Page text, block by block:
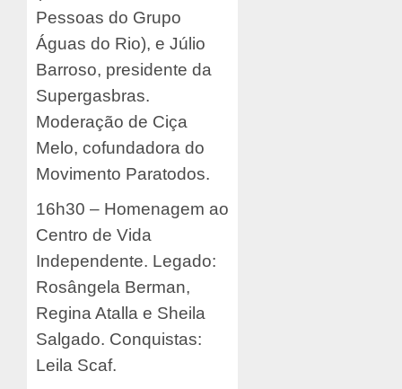
Pessoas do Grupo
Águas do Rio), e Júlio
Barroso, presidente da
Supergasbras.
Moderação de Ciça
Melo, cofundadora do
Movimento Paratodos.
16h30 – Homenagem ao
Centro de Vida
Independente. Legado:
Rosângela Berman,
Regina Atalla e Sheila
Salgado. Conquistas:
Leila Scaf.